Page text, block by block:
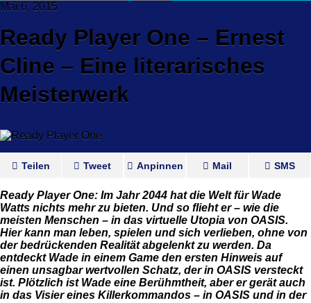
Mai 6, 2015
Ready Player One – Ernest
Cline – Eine literarisches
Meisterwerk
Teilen Tweet Anpinnen Mail SMS
Ready Player One: Im Jahr 2044 hat die Welt für Wade
Watts nichts mehr zu bieten. Und so flieht er – wie die
meisten Menschen – in das virtuelle Utopia von OASIS.
Hier kann man leben, spielen und sich verlieben, ohne von
der bedrückenden Realität abgelenkt zu werden. Da
entdeckt Wade in einem Game den ersten Hinweis auf
einen unsagbar wertvollen Schatz, der in OASIS versteckt
ist. Plötzlich ist Wade eine Berühmtheit, aber er gerät auch
in das Visier eines Killerkommandos – in OASIS und in der